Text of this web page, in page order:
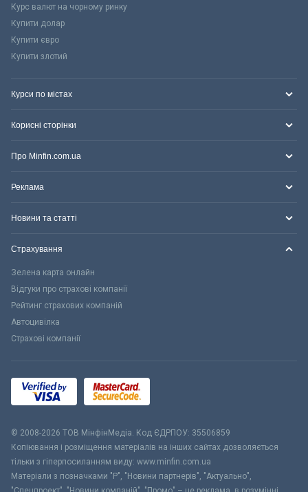
Курс валют на чорному ринку
Купити долар
Купити євро
Купити злотий
Курси по містах
Корисні сторінки
Про Minfin.com.ua
Реклама
Новини та статті
Страхування
Зелена карта онлайн
Відгуки про страхові компанії
Рейтинг страхових компаній
Автоцивілка
Страхові компанії
© 2008-2026 ТОВ МiнфiнМедiа. Код ЄДРПОУ: 35506859
Копіювання і розміщення матеріалів на інших сайтах дозволяється
тільки з гіперпосиланням виду: www.minfin.com.ua
Матеріали з позначками "Р", "Новини партнерів", "Актуально",